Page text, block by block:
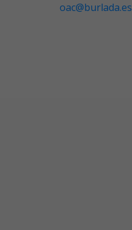
oac@burlada.es